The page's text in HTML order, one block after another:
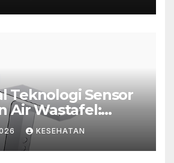
Teknologi Sensor
Air Wastafel:
dan Higienis
KESEHATAN